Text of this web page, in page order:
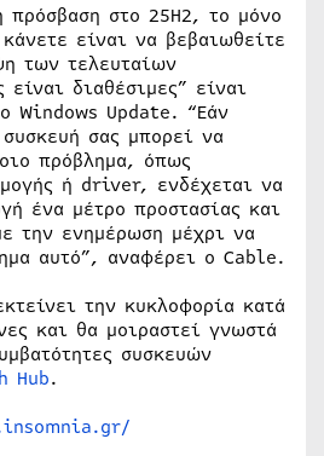
πρόσβαση στο 25H2, το μόνο
είναι να βεβαιωθείτε
των τελευταίων
διαθέσιμες” είναι
Windows Update. “Εάν
σας μπορεί να
πρόβλημα, όπως
ή driver, ενδέχεται να
ένα μέτρο προστασίας και
την ενημέρωση μέχρι να
αυτό”, αναφέρει ο Cable.
την κυκλοφορία κατά
και θα μοιραστεί γνωστά
συσκευών
Hub.